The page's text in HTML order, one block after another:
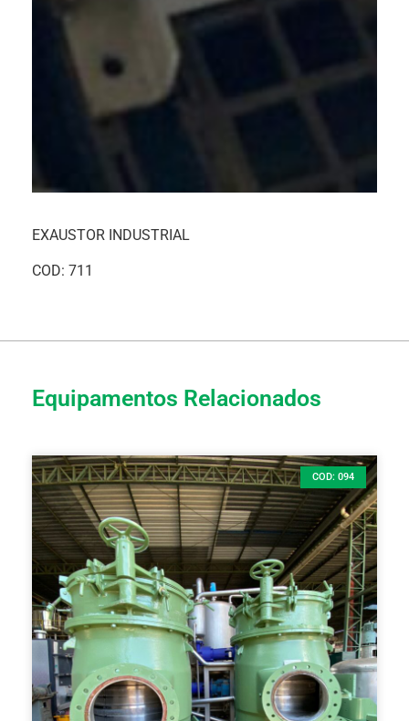
EXAUSTOR INDUSTRIAL
COD: 711
Equipamentos Relacionados
COD: 094